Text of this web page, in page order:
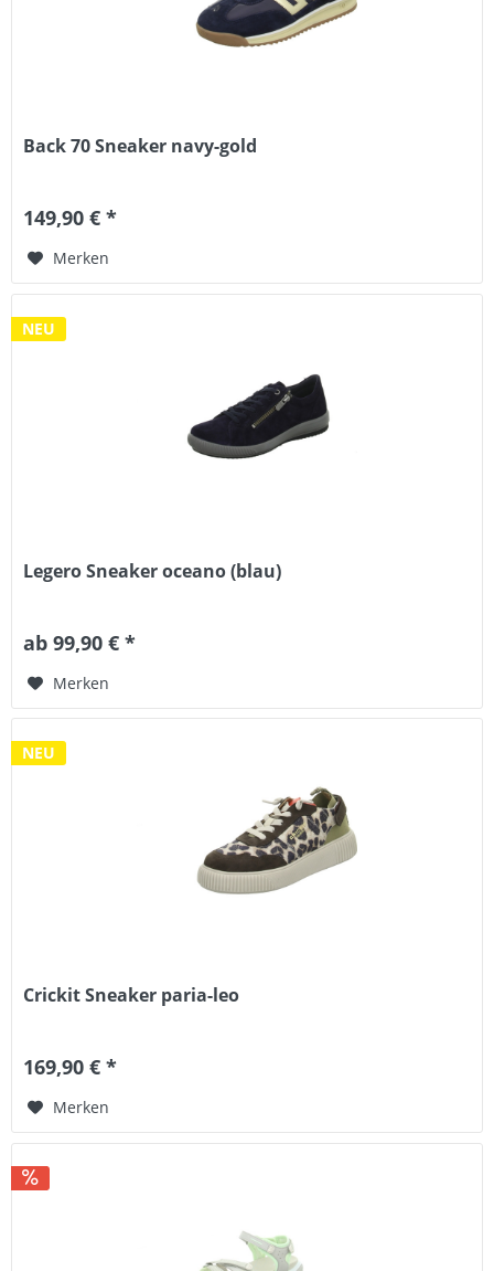
Back 70 Sneaker navy-gold
149,90 € *
Merken
NEU
Legero Sneaker oceano (blau)
ab 99,90 € *
Merken
NEU
Crickit Sneaker paria-leo
169,90 € *
Merken